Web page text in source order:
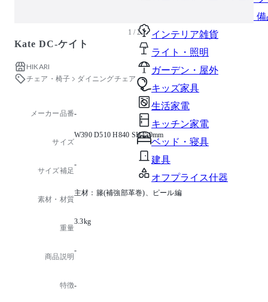
オフィスアクセサリー・
インテリア雑貨
ライト・照明
ガーデン・屋外
キッズ家具
生活家電
キッチン家電
ベッド・寝具
建具
オフプライス什器
1 / 2
Kate DC-ケイト
HIKARI
チェア・椅子
ダイニングチェア
メーカー品番-
サイズ
W390 D510 H840 SH450mm
サイズ補足
-
素材・材質
主材：籐(補強部革巻)、ピール編
重量
3.3kg
商品説明
-
特徴-